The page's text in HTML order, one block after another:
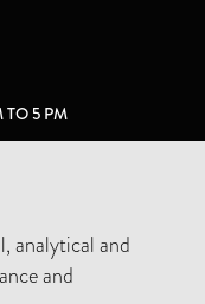
analytical and
and
TO 5 PM